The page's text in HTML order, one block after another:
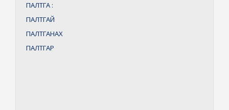
ПАЛТГА :
ПАЛТГАЙ
ПАЛТГАНАХ
ПАЛТГАР